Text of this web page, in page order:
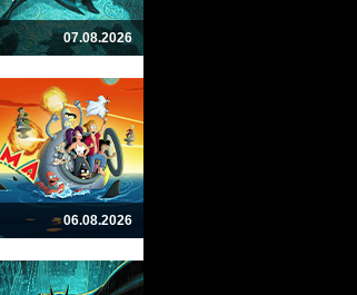
07.08.2026
06.08.2026